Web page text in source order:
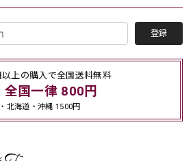
登録
以上の購入で全国送料無料
全国一律 800円
・北海道・沖縄 1500円